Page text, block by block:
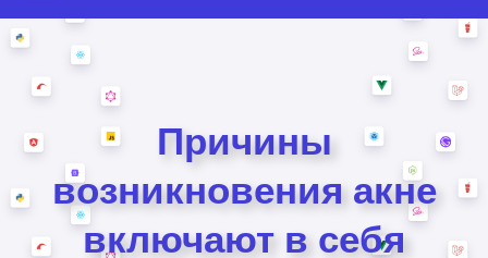
Причины
возникновения акне
включают в себя